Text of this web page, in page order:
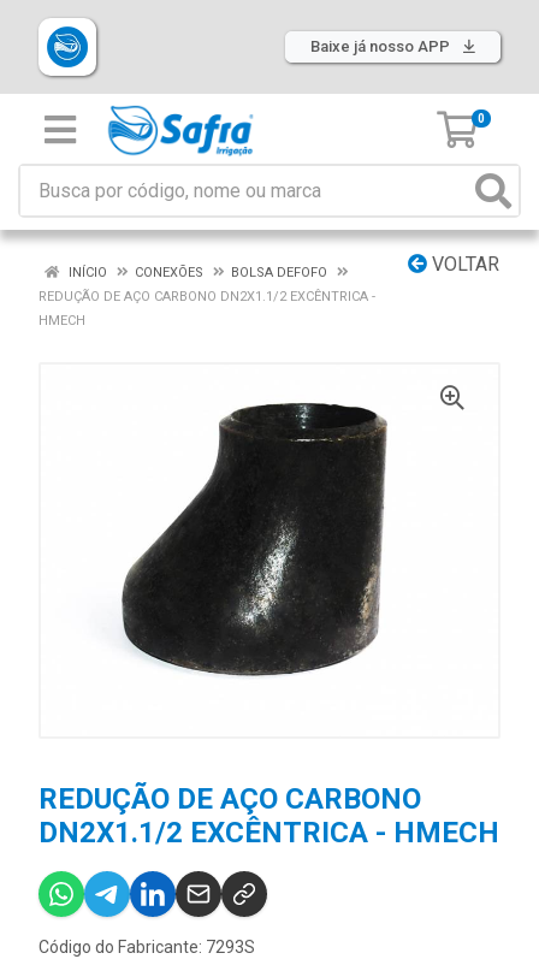
Baixe já nosso APP
0
VOLTAR
INÍCIO CONEXÕES
BOLSA DEFOFO
REDUÇÃO DE AÇO CARBONO DN2X1.1/2 EXCÊNTRICA -
HMECH
REDUÇÃO DE AÇO CARBONO
DN2X1.1/2 EXCÊNTRICA - HMECH
Código do Fabricante: 7293S